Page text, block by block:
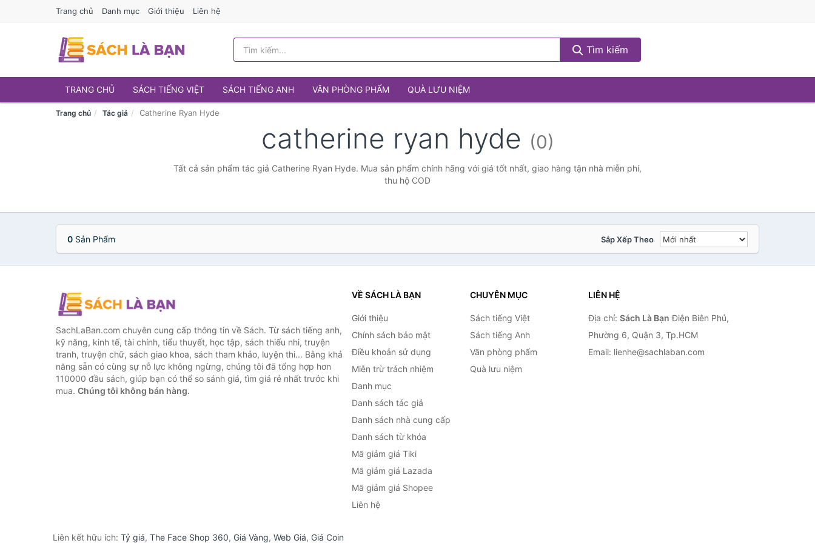
Trang chủ Danh mục Giới thiệu Liên hệ
Tìm kiếm
TRANG CHỦ SÁCH TIẾNG VIỆT SÁCH TIẾNG ANH VĂN PHÒNG PHẨM QUÀ LƯU NIỆM
Trang chủ Tác giả Catherine Ryan Hyde
catherine ryan hyde (0)
Tất cả sản phẩm tác giả Catherine Ryan Hyde. Mua sản phẩm chính hãng với giá tốt nhất, giao hàng tận nhà miễn phí,
thu hộ COD
0 Sản Phẩm Sắp Xếp Theo
SachLaBan.com chuyên cung cấp thông tin về Sách. Từ sách tiếng anh,
kỹ năng, kinh tế, tài chính, tiểu thuyết, học tập, sách thiếu nhi, truyện
tranh, truyện chữ, sách giao khoa, sách tham khảo, luyện thi... Bằng khả
năng sẵn có cùng sự nỗ lực không ngừng, chúng tôi đã tổng hợp hơn
110000 đầu sách, giúp bạn có thể so sánh giá, tìm giá rẻ nhất trước khi
mua. Chúng tôi không bán hàng.
VỀ SÁCH LÀ BẠN
Giới thiệu
Chính sách bảo mật
Điều khoản sử dụng
Miễn trừ trách nhiệm
Danh mục
Danh sách tác giả
Danh sách nhà cung cấp
Danh sách từ khóa
Mã giảm giá Tiki
Mã giảm giá Lazada
Mã giảm giá Shopee
Liên hệ
CHUYÊN MỤC
Sách tiếng Việt
Sách tiếng Anh
Văn phòng phẩm
Quà lưu niệm
LIÊN HỆ
Địa chỉ: Sách Là Bạn Điện Biên Phủ,
Phường 6, Quận 3, Tp.HCM
Email: lienhe@sachlaban.com
Liên kết hữu ích: Tỷ giá, The Face Shop 360, Giá Vàng, Web Giá, Giá Coin